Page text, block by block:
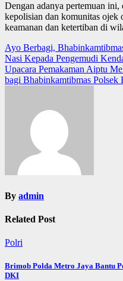
Dengan adanya pertemuan
kepolisian dan komunitas ojek
keamanan dan ketertiban di
Post
navigation
Ayo Berbagi,
Nasi Kepada Pengemudi
Upacara Pemakaman Aiptu
bagi Bhabinkamtibmas Polsek
By admin
Related Post
Polri
Brimob Polda Metro Jaya Bantu
DKI